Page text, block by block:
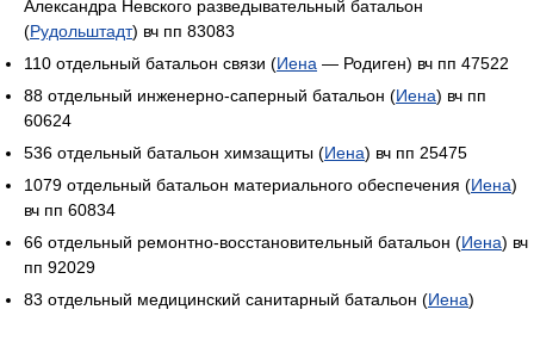
Александра Невского разведывательный батальон
(Рудольштадт) вч пп 83083
110 отдельный батальон связи (Иена — Родиген) вч пп 47522
88 отдельный инженерно-саперный батальон (Иена) вч пп
60624
536 отдельный батальон химзащиты (Иена) вч пп 25475
1079 отдельный батальон материального обеспечения (Иена)
вч пп 60834
66 отдельный ремонтно-восстановительный батальон (Иена) вч
пп 92029
83 отдельный медицинский санитарный батальон (Иена)